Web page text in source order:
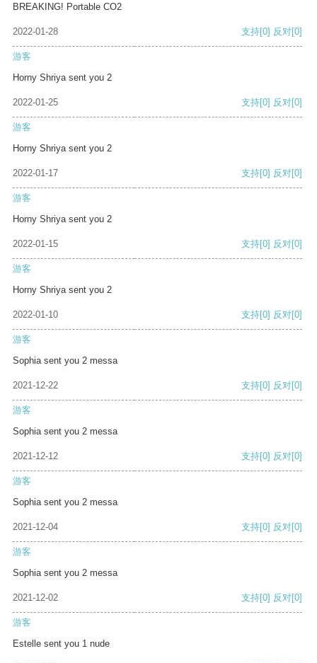
BREAKING! Portable CO2
2022-01-28 支持[0] 反对[0]
游客
Horny Shriya sent you 2
2022-01-25 支持[0] 反对[0]
游客
Horny Shriya sent you 2
2022-01-17 支持[0] 反对[0]
游客
Horny Shriya sent you 2
2022-01-15 支持[0] 反对[0]
游客
Horny Shriya sent you 2
2022-01-10 支持[0] 反对[0]
游客
Sophia sent you 2 messa
2021-12-22 支持[0] 反对[0]
游客
Sophia sent you 2 messa
2021-12-12 支持[0] 反对[0]
游客
Sophia sent you 2 messa
2021-12-04 支持[0] 反对[0]
游客
Sophia sent you 2 messa
2021-12-02 支持[0] 反对[0]
游客
Estelle sent you 1 nude